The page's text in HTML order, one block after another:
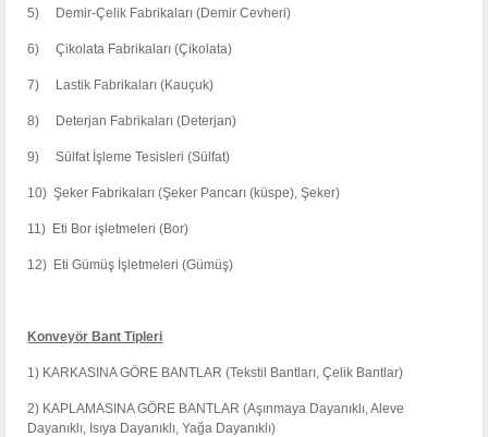
5) Demir-Çelik Fabrikaları (Demir Cevheri)
6) Çikolata Fabrikaları (Çikolata)
7) Lastik Fabrikaları (Kauçuk)
8) Deterjan Fabrikaları (Deterjan)
9) Sülfat İşleme Tesisleri (Sülfat)
10) Şeker Fabrikaları (Şeker Pancarı (küspe), Şeker)
11) Eti Bor işletmeleri (Bor)
12) Eti Gümüş İşletmeleri (Gümüş)
Konveyör Bant Tipleri
1) KARKASINA GÖRE BANTLAR (Tekstil Bantları, Çelik Bantlar)
2) KAPLAMASINA GÖRE BANTLAR (Aşınmaya Dayanıklı, Aleve
Dayanıklı, Isıya Dayanıklı, Yağa Dayanıklı)